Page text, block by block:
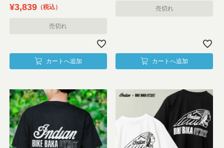
¥3,839 税込
売切れ
カートへ追加
売切れ
カートへ追加